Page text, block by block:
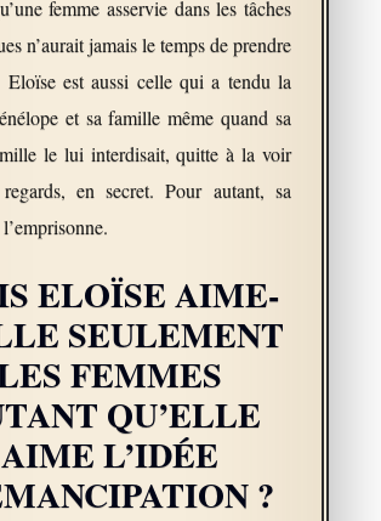
femme asservie dans les tâches
n’aurait jamais le temps de prendre
Eloïse est aussi celle qui a tendu la
et sa famille même quand sa
le lui interdisait, quitte à la voir
en secret. Pour autant, sa
ELOÏSE AIME-
SEULEMENT
FEMMES
QU’ELLE
AIME L’IDÉE
?